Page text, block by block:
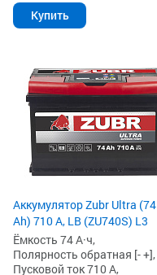
Купить
Аккумулятор Zubr Ultra (74
Ah) 710 А, LB (ZU740S) L3
Ёмкость 74 А·ч,
Полярность обратная [- +],
Пусковой ток 710 А,